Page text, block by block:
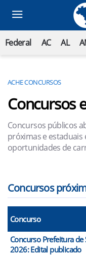
Federal AC AL
ACHE CONCURSOS
Concursos
Concursos públicos
próximas e estaduais
oportunidades de
Concursos
Concurso
Concurso Prefeitura
2026: Edital publicado